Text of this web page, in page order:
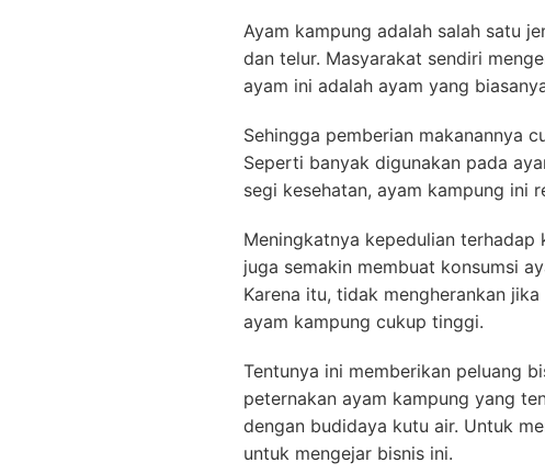
Ayam kampung adalah salah satu
dan telur. Masyarakat sendiri
ayam ini adalah ayam yang
Sehingga pemberian makanannya
Seperti banyak digunakan pada
segi kesehatan, ayam kampung ini
Meningkatnya kepedulian
juga semakin membuat konsumsi
Karena itu, tidak mengherankan
ayam kampung cukup tinggi.
Tentunya ini memberikan peluang
peternakan ayam kampung yang
dengan budidaya kutu air. Untuk
untuk mengejar bisnis ini.